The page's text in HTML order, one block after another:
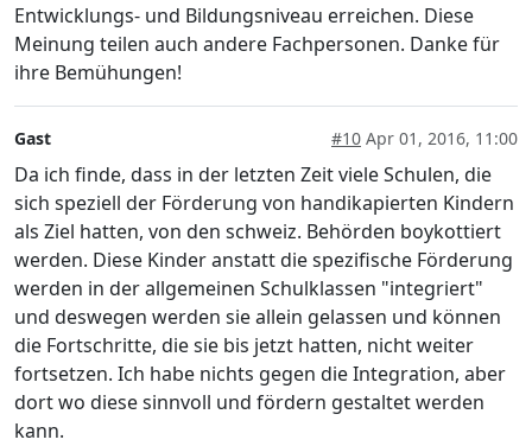
Entwicklungs- und Bildungsniveau erreichen. Diese
Meinung teilen auch andere Fachpersonen. Danke für
ihre Bemühungen!
Gast #10 Apr 01, 2016, 11:00
Da ich finde, dass in der letzten Zeit viele Schulen, die
sich speziell der Förderung von handikapierten Kindern
als Ziel hatten, von den schweiz. Behörden boykottiert
werden. Diese Kinder anstatt die spezifische Förderung
werden in der allgemeinen Schulklassen "integriert"
und deswegen werden sie allein gelassen und können
die Fortschritte, die sie bis jetzt hatten, nicht weiter
fortsetzen. Ich habe nichts gegen die Integration, aber
dort wo diese sinnvoll und fördern gestaltet werden
kann.